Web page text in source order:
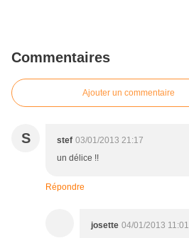
Commentaires
Ajouter un commentaire
S stef 03/01/2013 21:17
un délice !!
Répondre
josette 04/01/2013 11:01